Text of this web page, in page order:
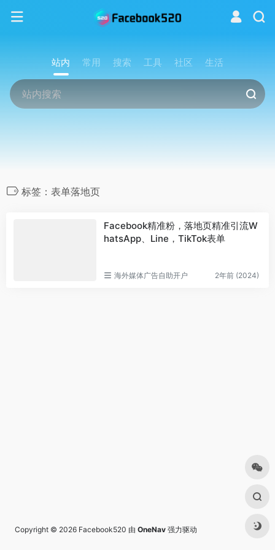
站内 常用 搜索 工具 社区 生活
标签：表单落地页
Facebook精准粉，落地页精准引流W
hatsApp、Line，TikTok表单
海外媒体广告自助开户 2年前 (2024)
Copyright © 2026 Facebook520 由 OneNav 强力驱动